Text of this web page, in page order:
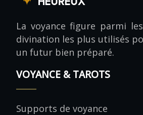
La voyance figure parmi
divination les plus utilisés
un futur bien préparé.
VOYANCE & TAROTS
Supports de voyance